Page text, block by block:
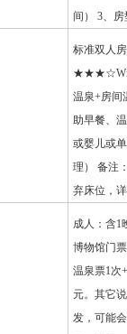
间） 3、
标准双人
★★★☆WiFi
温泉+房间
助早餐、
或婴儿或
理） 备注
弃床位，
成人：含1
博物馆门
温泉票1次
元。其它
发，可能